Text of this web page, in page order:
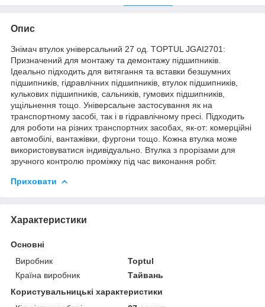
Опис
Знімач втулок універсальний 27 од. TOPTUL JGAI2701:
Призначений для монтажу та демонтажу підшипників.
Ідеально підходить для витягання та вставки безшумних
підшипників, гідравлічних підшипників, втулок підшипників,
кулькових підшипників, сальників, гумових підшипників,
ущільнення тощо. Універсальне застосування як на
транспортному засобі, так і в гідравлічному пресі. Підходить
для роботи на різних транспортних засобах, як-от: комерційні
автомобілі, вантажівки, фургони тощо. Кожна втулка може
використовуватися індивідуально. Втулка з прорізами для
зручного контролю проміжку під час виконання робіт.
Приховати
Характеристики
Основні
Виробник
Toptul
Країна виробник
Тайвань
Користувальницькі характеристики